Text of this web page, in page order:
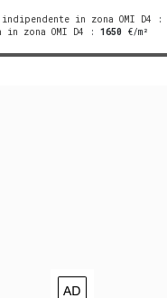
in zona OMI D4 :
zona OMI D4 : 1650 €/m²